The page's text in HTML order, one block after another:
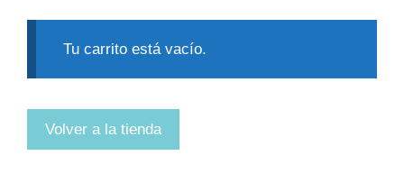
Tu carrito está vacío.
Volver a la tienda